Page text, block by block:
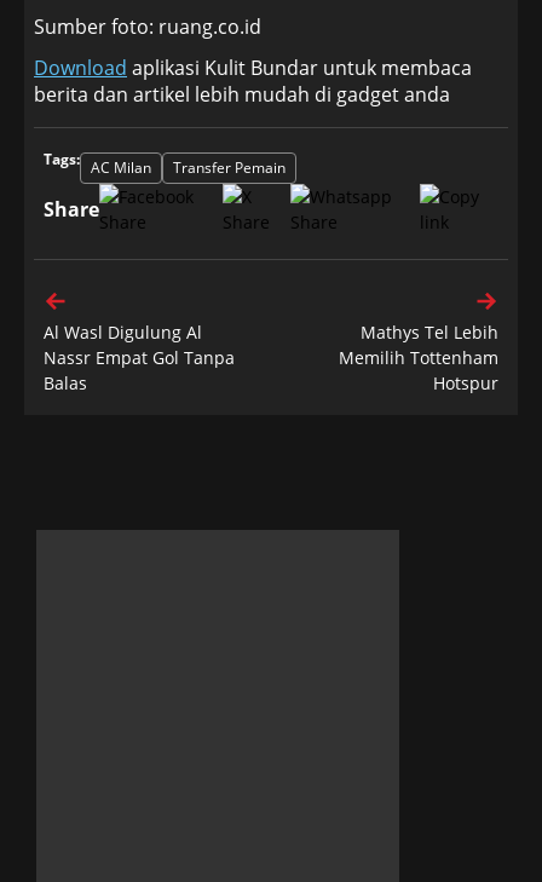
Sumber foto: ruang.co.id
Download aplikasi Kulit Bundar untuk membaca
berita dan artikel lebih mudah di gadget anda
Tags: AC Milan Transfer Pemain
Share
Al Wasl Digulung Al
Nassr Empat Gol Tanpa
Balas
Mathys Tel Lebih
Memilih Tottenham
Hotspur